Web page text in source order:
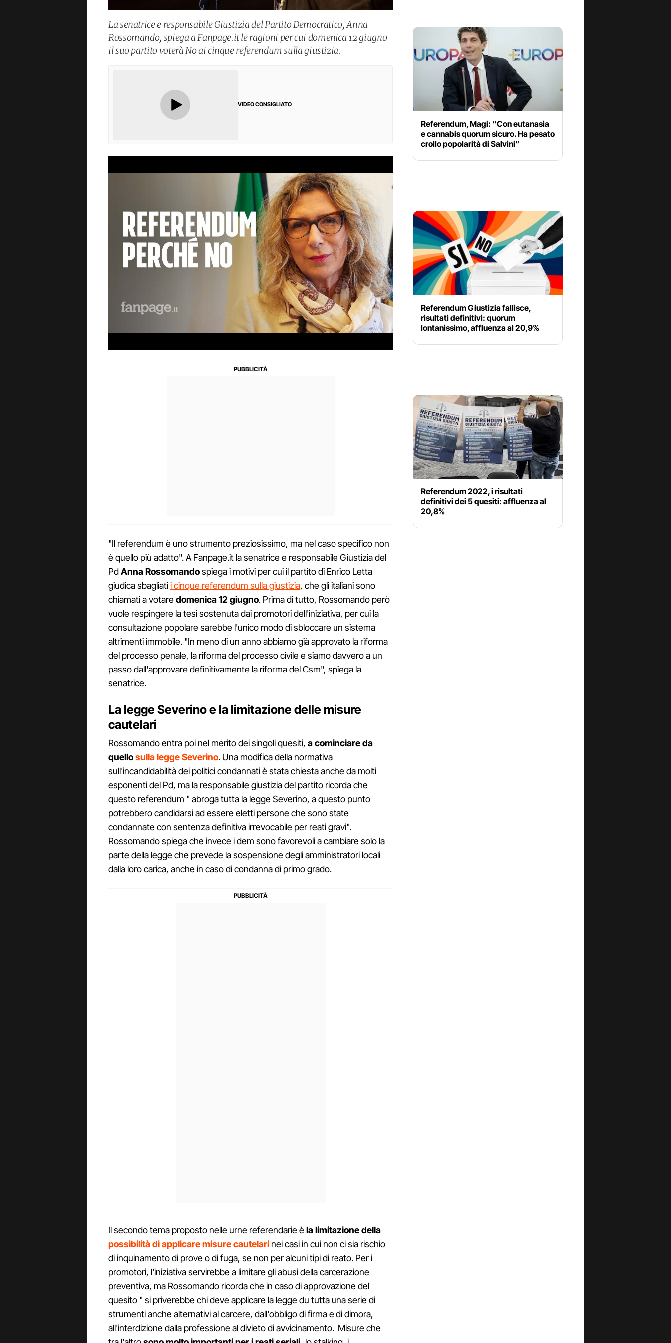
La senatrice e responsabile Giustizia del Partito Democratico, Anna
Rossomando, spiega a Fanpage.it le ragioni per cui domenica 12 giugno
il suo partito voterà No ai cinque referendum sulla giustizia.
VIDEO CONSIGLIATO
"Il referendum è uno strumento preziosissimo, ma nel caso specifico non
è quello più adatto". A Fanpage.it la senatrice e responsabile Giustizia del
PdAnna Rossomandospiega i motivi per cui il partito di Enrico Letta
giudica sbagliatii cinque referendum sulla giustizia, che gli italiani sono
chiamati a votaredomenica 12 giugno. Prima di tutto, Rossomando però
vuole respingere la tesi sostenuta dai promotori dell'iniziativa, per cui la
consultazione popolare sarebbe l'unico modo di sbloccare un sistema
altrimenti immobile. "In meno di un anno abbiamo già approvato la riforma
del processo penale, la riforma del processo civile e siamo davvero a un
passo dall'approvare definitivamente la riforma del Csm", spiega la
senatrice.
La legge Severino e la limitazione delle misure
cautelari
Rossomando entra poi nel merito dei singoli quesiti, a cominciare da
quellosulla legge Severino. Una modifica della normativa
sull'incandidabilità dei politici condannati è stata chiesta anche da molti
esponenti del Pd, ma la responsabile giustizia del partito ricorda che
questo referendum " abroga tutta la legge Severino, a questo punto
potrebbero candidarsi ad essere eletti persone che sono state
condannate con sentenza definitiva irrevocabile per reati gravi".
Rossomando spiega che invece i dem sono favorevoli a cambiare solo la
parte della legge che prevede la sospensione degli amministratori locali
dalla loro carica, anche in caso di condanna di primo grado.
Il secondo tema proposto nelle urne referendarie èla limitazione della
possibilità di applicare misure cautelari nei casi in cui non ci sia rischio
di inquinamento di prove o di fuga, se non per alcuni tipi di reato. Per i
promotori, l'iniziativa servirebbe a limitare gli abusi della carcerazione
preventiva, ma Rossomando ricorda che in caso di approvazione del
quesito " si priverebbe chi deve applicare la legge du tutta una serie di
strumenti anche alternativi al carcere, dall'obbligo di firma e di dimora,
all'interdizione dalla professione al divieto di avvicinamento. Misure che
Referendum, Magi: “Con eutanasia
e cannabis quorum sicuro. Ha pesato
crollo popolarità di Salvini”
Referendum Giustizia fallisce,
risultati definitivi: quorum
lontanissimo, affluenza al 20,9%
Referendum 2022, i risultati
definitivi dei 5 quesiti: affluenza al
20,8%